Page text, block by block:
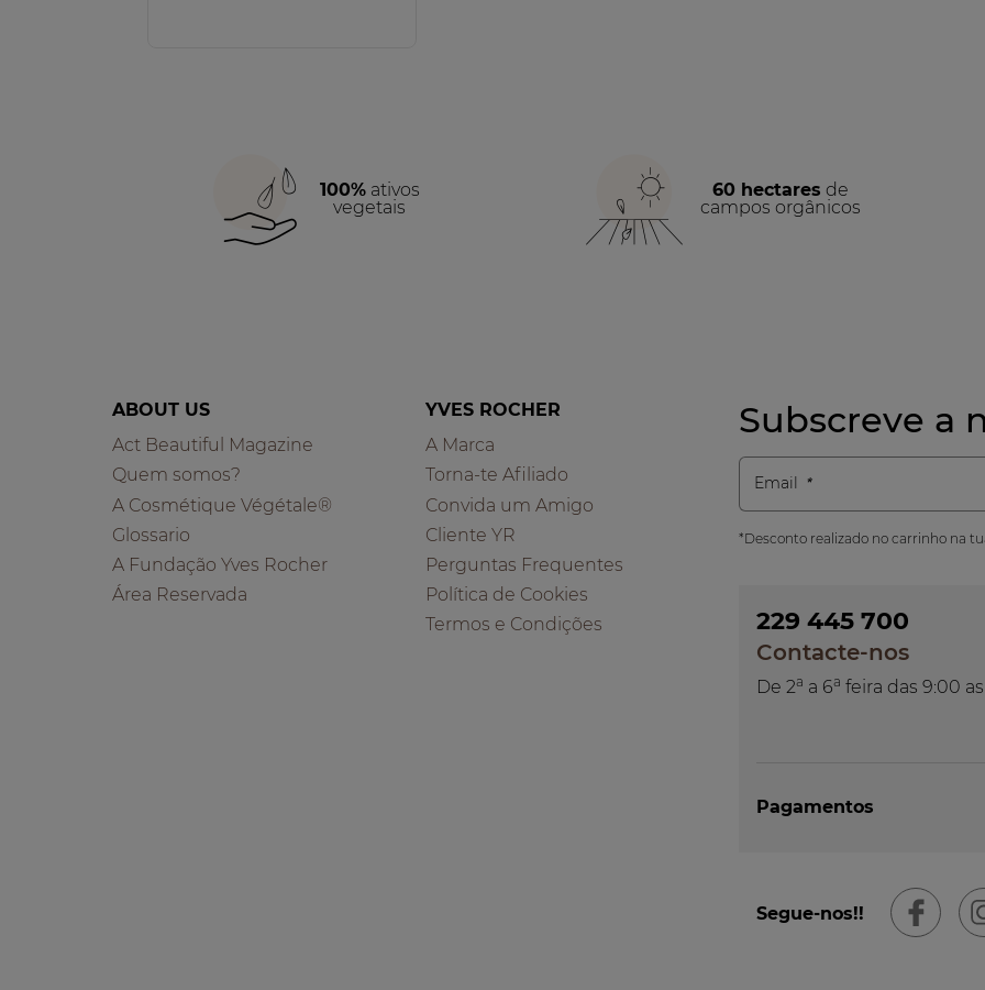
100%ativos
vegetais
60 hectares de
campos orgânicos
ABOUT US
Act Beautiful Magazine
Quem somos?
A Cosmétique Végétale®
Glossario
A Fundação Yves Rocher
Área Reservada
YVES ROCHER
A Marca
Torna-te Afiliado
Convida um Amigo
Cliente YR
Perguntas Frequentes
Política de Cookies
Termos e Condições
Subscreve a
Email
*Desconto realizado no carrinho na
229 445 700
Contacte-nos
De 2a a 6a feira das 9:00
Pagamentos
Segue-nos!!